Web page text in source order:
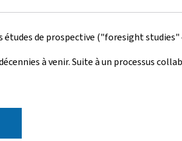
études de prospective ("foresight studies"
à venir. Suite à un processus